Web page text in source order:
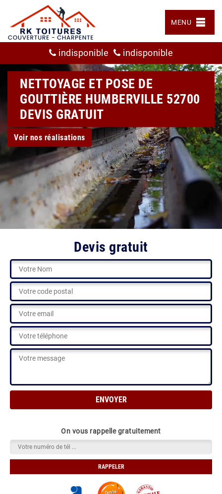
MENU
indisponible indisponible
NETTOYAGE ET POSE DE
GOUTTIÈRE HUMBERVILLE 52700
DEVIS GRATUIT
Voir nos réalisations
Devis gratuit
On vous rappelle gratuitement